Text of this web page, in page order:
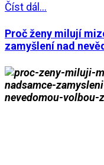
Číst dál...
Proč ženy milují
zamyšlení nad